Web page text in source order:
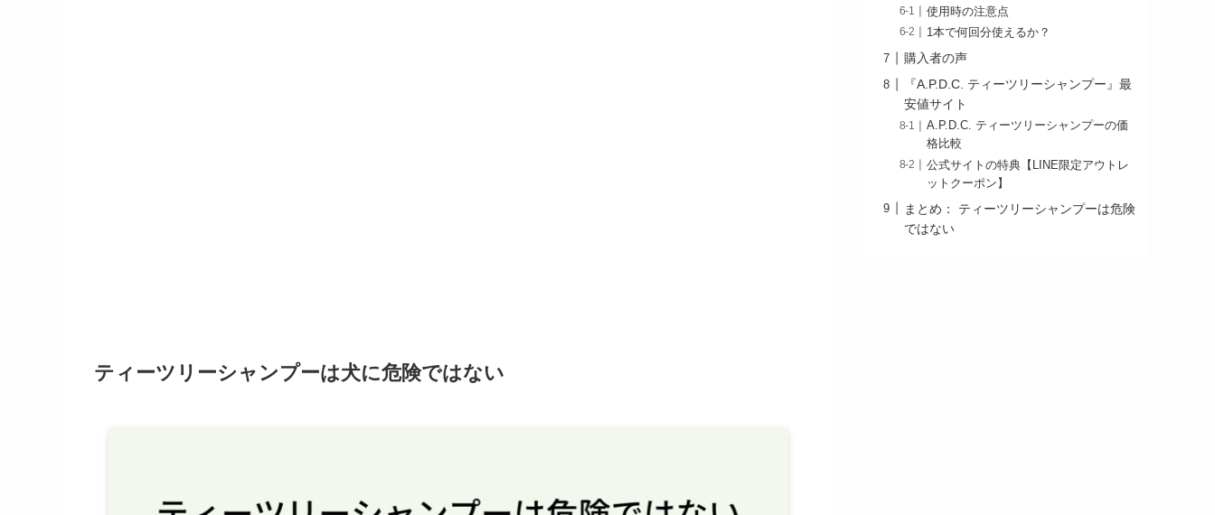
ティーツリーシャンプーは犬に危険ではない
使用時の注意点
1本で何回分使えるか？
購入者の声
『A.P.D.C. ティーツリーシャンプー』最
安値サイト
A.P.D.C. ティーツリーシャンプーの価
格比較
公式サイトの特典【LINE限定アウトレ
ットクーポン】
まとめ： ティーツリーシャンプーは危険
ではない